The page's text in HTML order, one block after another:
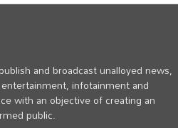
and broadcast unalloyed news,
infotainment and
with an objective of creating an
public.